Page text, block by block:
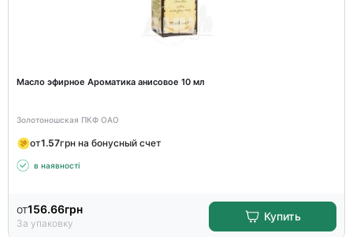
Масло эфирное Ароматика анисовое 10 мл
Золотоношская ПКФ ОАО
от1.57грн на бонусный счет
в наявності
от156.66грн
За упаковку
Купить